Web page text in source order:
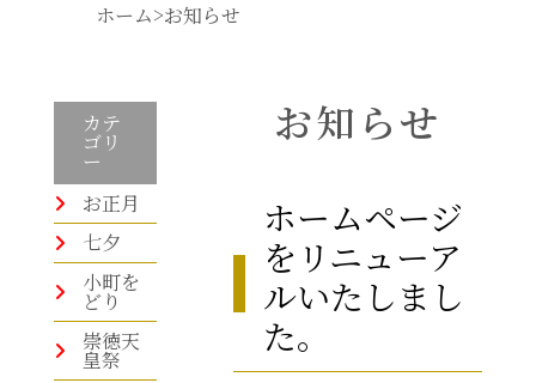
ホーム>お知らせ
カテ
ゴリ
ー
お正月
七夕
小町を
どり
崇徳天
皇祭
お知らせ
ホームページ
をリニューア
ルいたしまし
た。